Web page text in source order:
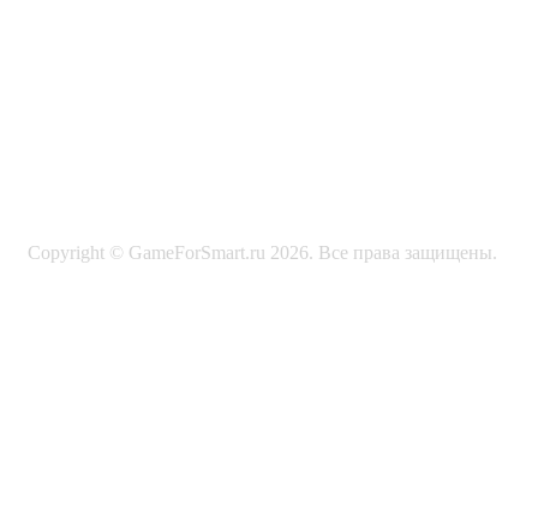
Copyright © GameForSmart.ru 2026. Все права защищены.